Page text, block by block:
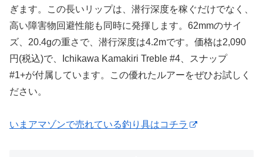
ぎます。この長いリップは、潜行深度を稼ぐだけでなく、
高い障害物回避性能も同時に発揮します。62mmのサイ
ズ、20.4gの重さで、潜行深度は4.2mです。価格は2,090
円(税込)で、Ichikawa Kamakiri Treble #4、スナップ
#1+が付属しています。この優れたルアーをぜひお試しく
ださい。
いまアマゾンで売れている釣り具はコチラ